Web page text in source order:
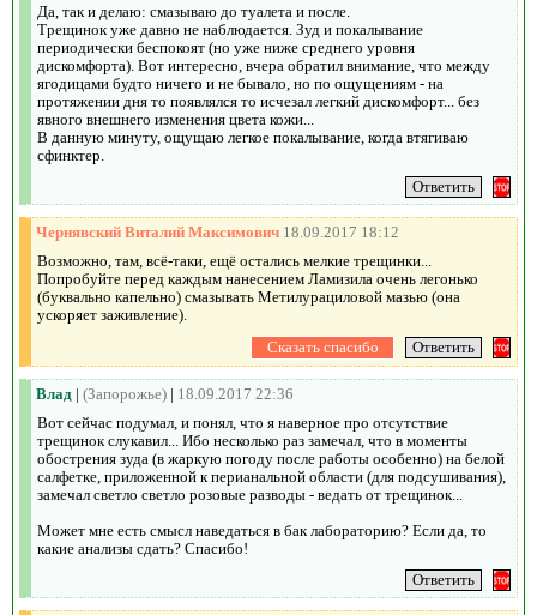
Да, так и делаю: смазываю до туалета и после.
Трещинок уже давно не наблюдается. Зуд и покалывание
периодически беспокоят (но уже ниже среднего уровня
дискомфорта). Вот интересно, вчера обратил внимание, что между
ягодицами будто ничего и не бывало, но по ощущениям - на
протяжении дня то появлялся то исчезал легкий дискомфорт... без
явного внешнего изменения цвета кожи...
В данную минуту, ощущаю легкое покалывание, когда втягиваю
сфинктер.
Чернявский Виталий Максимович 18.09.2017 18:12
Возможно, там, всё-таки, ещё остались мелкие трещинки...
Попробуйте перед каждым нанесением Ламизила очень легонько
(буквально капельно) смазывать Метилурациловой мазью (она
ускоряет заживление).
Влад | (Запорожье) | 18.09.2017 22:36
Вот сейчас подумал, и понял, что я наверное про отсутствие
трещинок слукавил... Ибо несколько раз замечал, что в моменты
обострения зуда (в жаркую погоду после работы особенно) на белой
салфетке, приложенной к перианальной области (для подсушивания),
замечал светло светло розовые разводы - ведать от трещинок...
Может мне есть смысл наведаться в бак лабораторию? Если да, то
какие анализы сдать? Спасибо!